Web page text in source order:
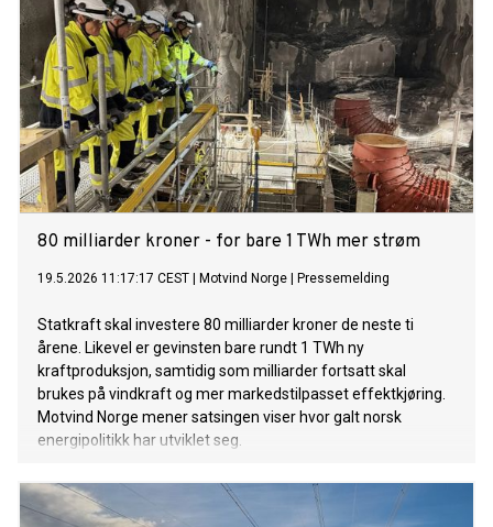
80 milliarder kroner - for bare 1 TWh mer strøm
19.5.2026 11:17:17 CEST Motvind Norge Pressemelding
Statkraft skal investere 80 milliarder kroner de neste ti
årene. Likevel er gevinsten bare rundt 1 TWh ny
kraftproduksjon, samtidig som milliarder fortsatt skal
brukes på vindkraft og mer markedstilpasset effektkjøring.
Motvind Norge mener satsingen viser hvor galt norsk
energipolitikk har utviklet seg.